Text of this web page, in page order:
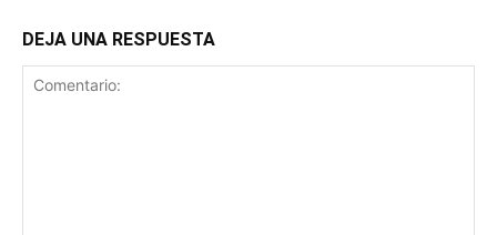
DEJA UNA RESPUESTA